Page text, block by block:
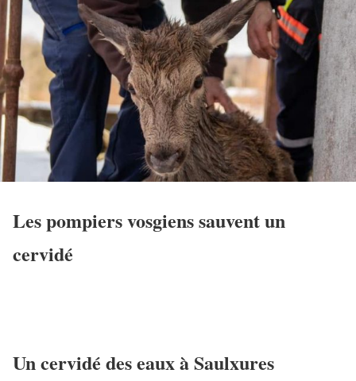
Les pompiers vosgiens sauvent un
cervidé
Un cervidé des eaux à Saulxures